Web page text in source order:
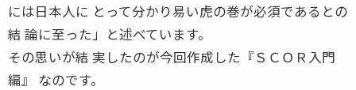
には日本人に とって分かり易い虎の巻が必須であるとの
結 論に至った」と述べています。
その思いが結 実したのが今回作成した『ＳＣＯＲ入門
編』 なのです。